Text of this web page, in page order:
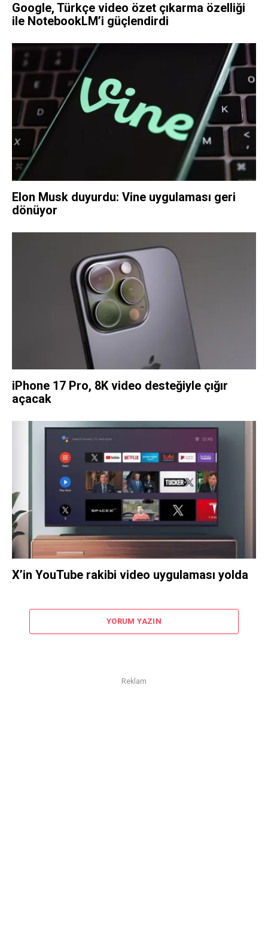
Google, Türkçe video özet çıkarma özelliği
ile NotebookLM’i güçlendirdi
Elon Musk duyurdu: Vine uygulaması geri
dönüyor
iPhone 17 Pro, 8K video desteğiyle çığır
açacak
X’in YouTube rakibi video uygulaması yolda
YORUM YAZIN
Reklam